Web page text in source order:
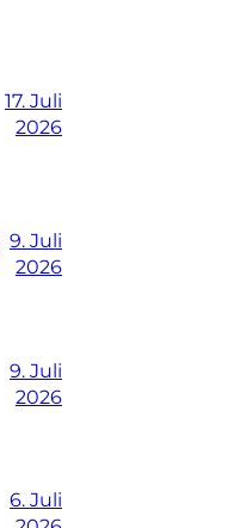
17. Juli
2026
9. Juli
2026
9. Juli
2026
6. Juli